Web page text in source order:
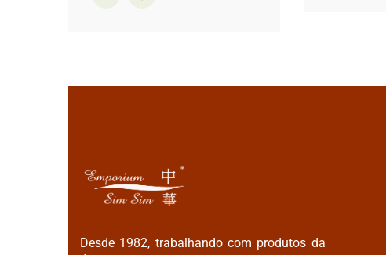
Desde 1982, trabalhando com produtos da